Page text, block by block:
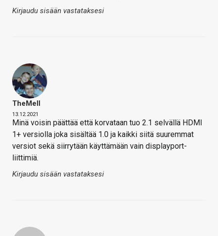
Kirjaudu sisään vastataksesi
TheMeII
13.12.2021
Minä voisin päättää että korvataan tuo 2.1 selvällä HDMI
1+ versiolla joka sisältää 1.0 ja kaikki siitä suuremmat
versiot sekä siirrytään käyttämään vain displayport-
liittimiä.
Kirjaudu sisään vastataksesi